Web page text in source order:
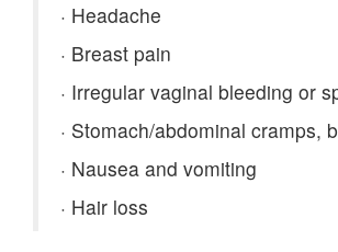
· Headache
· Breast pain
· Irregular vaginal bleeding or
· Stomach/abdominal cramps,
· Nausea and vomiting
· Hair loss